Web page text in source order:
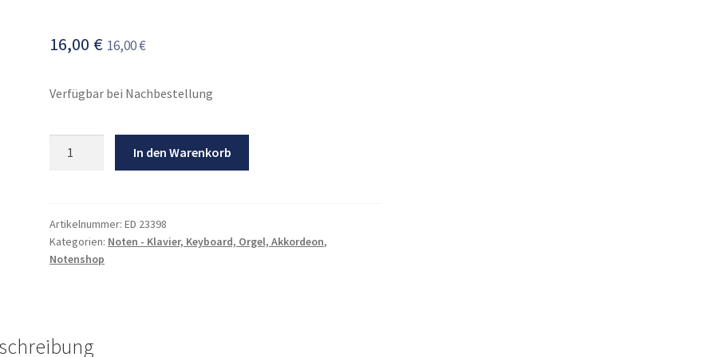
16,00 € 16,00€
Verfügbar bei Nachbestellung
In den Warenkorb
Artikelnummer:ED 23398
Kategorien: Noten - Klavier, Keyboard, Orgel, Akkordeon,
Notenshop